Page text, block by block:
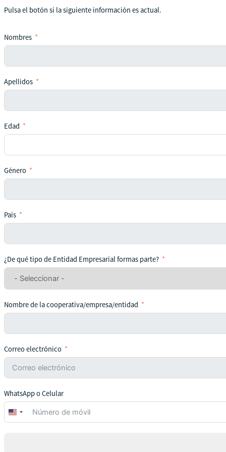
Pulsa el botón si la siguiente información es actual.
Nombres
Apellidos
Edad
Género
País
¿De qué tipo de Entidad Empresarial formas parte?
Nombre de la cooperativa/empresa/entidad
Correo electrónico
WhatsApp o Celular
United
States